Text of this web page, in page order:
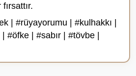
| #rüyayorumu | #kulhakkı |
#öfke | #sabır | #tövbe |